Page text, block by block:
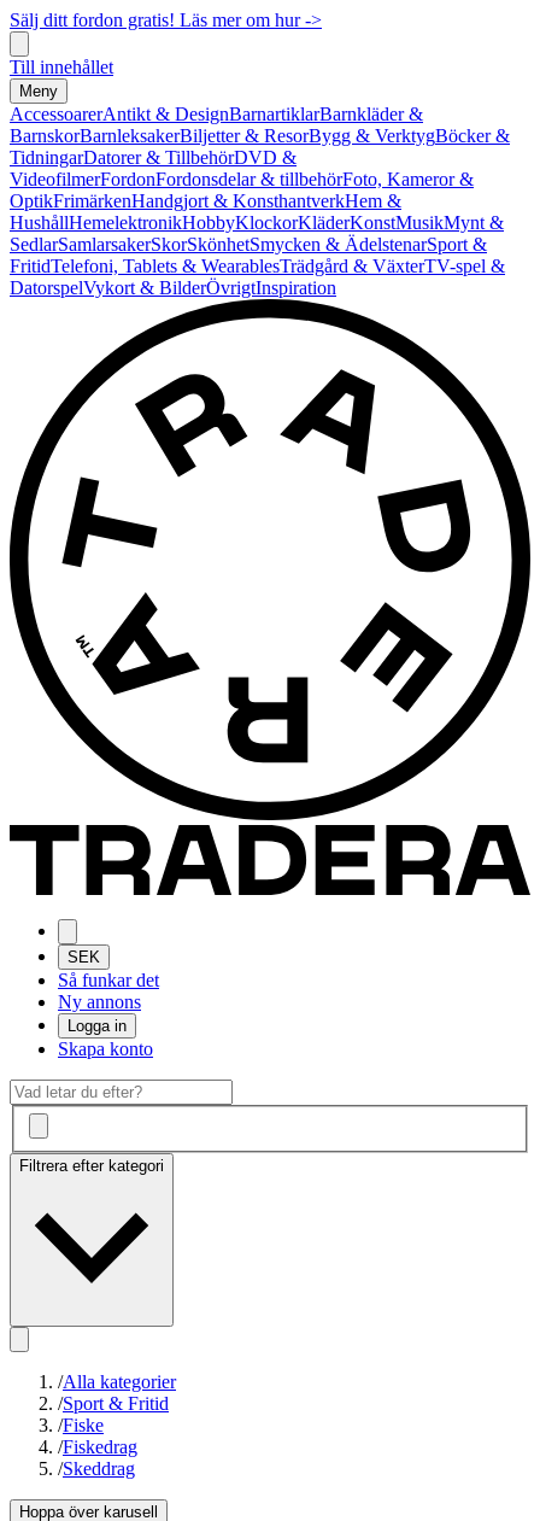
Sälj ditt fordon gratis! Läs mer om hur ->
Till innehållet
Meny
AccessoarerAntikt & DesignBarnartiklarBarnkläder &
BarnskorBarnleksakerBiljetter & ResorBygg & VerktygBöcker &
TidningarDatorer & TillbehörDVD &
VideofilmerFordonFordonsdelar & tillbehörFoto, Kameror &
OptikFrimärkenHandgjort & KonsthantverkHem &
HushållHemelektronikHobbyKlockorKläderKonstMusikMynt &
SedlarSamlarsakerSkorSkönhetSmycken & ÄdelstenarSport &
FritidTelefoni, Tablets & WearablesTrädgård & VäxterTV-spel &
DatorspelVykort & BilderÖvrigtInspiration
SEK
Så funkar det
Ny annons
Logga in
Skapa konto
Filtrera efter kategori
/Alla kategorier
/Sport & Fritid
/Fiske
/Fiskedrag
/Skeddrag
Hoppa över karusell